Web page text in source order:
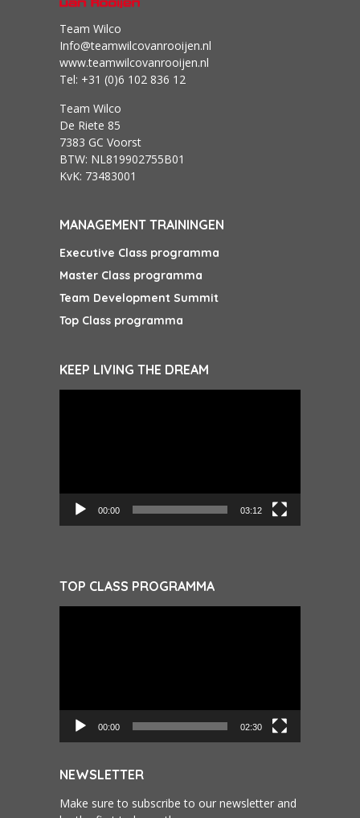
Team Wilco
Info@teamwilcovanrooijen.nl
www.teamwilcovanrooijen.nl
Tel: +31 (0)6 102 836 12
Team Wilco
De Riete 85
7383 GC Voorst
BTW: NL819902755B01
KvK: 73483001
MANAGEMENT TRAININGEN
Executive Class programma
Master Class programma
Team Development Summit
Top Class programma
KEEP LIVING THE DREAM
00:00 03:12
TOP CLASS PROGRAMMA
00:00 02:30
NEWSLETTER
Make sure to subscribe to our newsletter and